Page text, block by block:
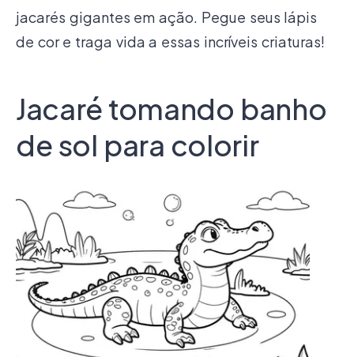
jacarés gigantes em ação. Pegue seus lápis
de cor e traga vida a essas incríveis criaturas!
Jacaré tomando banho
de sol para colorir